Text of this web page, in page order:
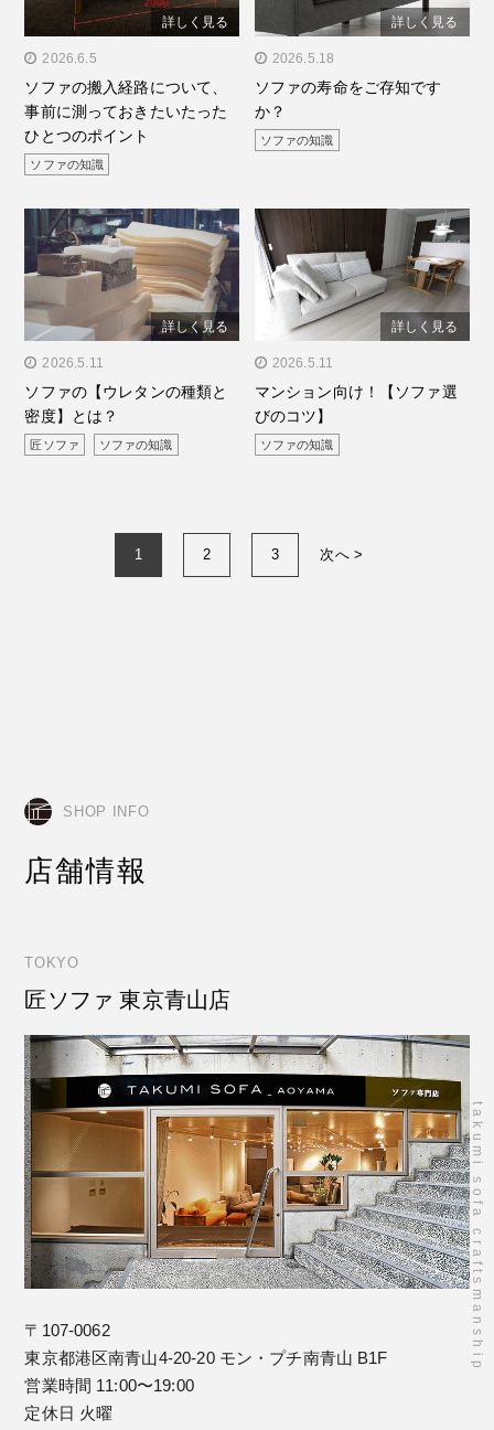
takumi sofa craftsmanship
" alt="ソファの搬入経路に
ついて、事前に測っておき
たいたったひとつのポイン
ト"/>
詳しく見る
2026.6.5
ソファの搬入経路について、
事前に測っておきたいたった
ひとつのポイント
ソファの知識
" alt="ソファの寿命をご存
知ですか？"/>
詳しく見る
2026.5.18
ソファの寿命をご存知です
か？
ソファの知識
" alt="ソファの【ウレタン
の種類と密度】とは？"/>
詳しく見る
2026.5.11
ソファの【ウレタンの種類と
密度】とは？
匠ソファ ソファの知識
" alt="マンション向け！
【ソファ選びのコツ】"/>
詳しく見る
2026.5.11
マンション向け！【ソファ選
びのコツ】
ソファの知識
1 2 3 次へ >
SHOP INFO
店舗情報
TOKYO
匠ソファ 東京青山店
〒107-0062
東京都港区南青山4-20-20 モン・プチ南青山 B1F
営業時間 11:00〜19:00
定休日 火曜